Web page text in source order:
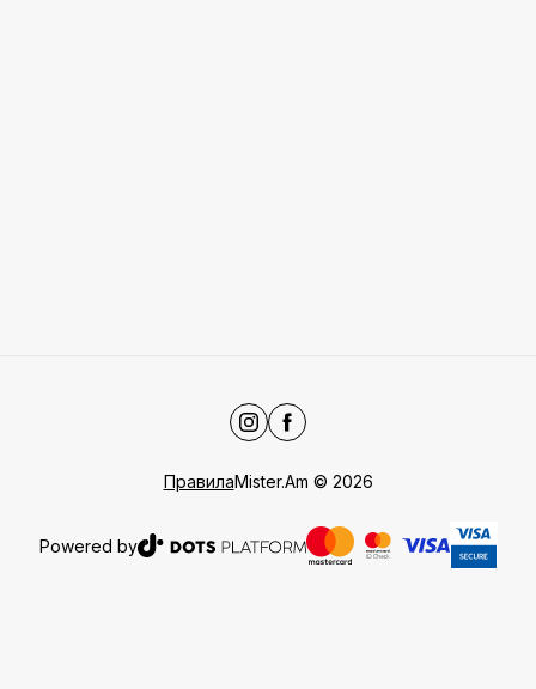
ПравилаMister.Am © 2026
Powered by